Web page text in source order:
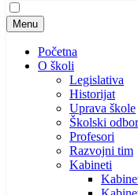
for:
Menu
Početna
O školi
Legislativa
Historijat
Uprava škole
Školski odbor
Profesori
Razvojni tim
Kabineti